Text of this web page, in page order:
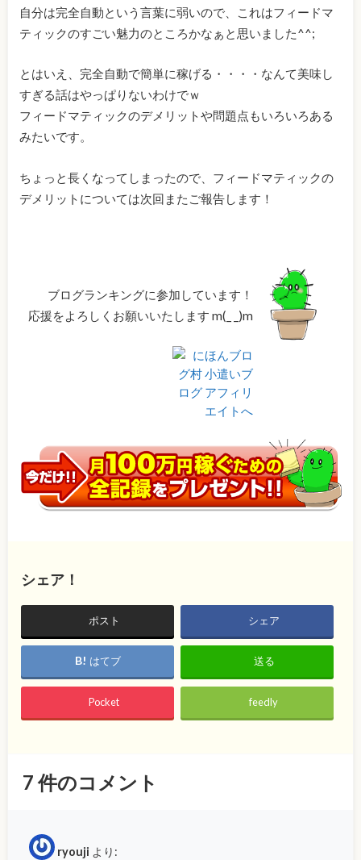
自分は完全自動という言葉に弱いので、これはフィードマ
ティックのすごい魅力のところかなぁと思いました^^;
とはいえ、完全自動で簡単に稼げる・・・・なんて美味し
すぎる話はやっぱりないわけでｗ
フィードマティックのデメリットや問題点もいろいろある
みたいです。
ちょっと長くなってしまったので、フィードマティックの
デメリットについては次回またご報告します！
ブログランキングに参加しています！
応援をよろしくお願いいたします m(_ _)m
シェア！
ポスト シェア
はてブ 送る
Pocket feedly
7件のコメント
ryouji より: